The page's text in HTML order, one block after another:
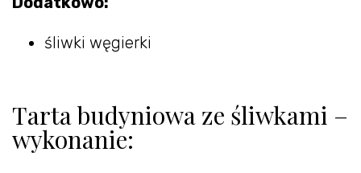
śliwki węgierki
Tarta budyniowa ze śliwkami –
wykonanie: